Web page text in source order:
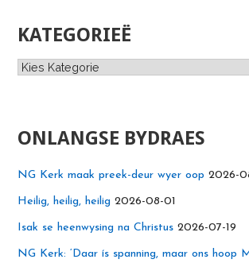
KATEGORIEË
Kategorieë
ONLANGSE BYDRAES
NG Kerk maak preek-deur wyer oop 2026-
Heilig, heilig, heilig 2026-08-01
Isak se heenwysing na Christus 2026-07-19
NG Kerk: ‘Daar ís spanning, maar ons hoop